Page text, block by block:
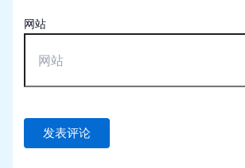
网站